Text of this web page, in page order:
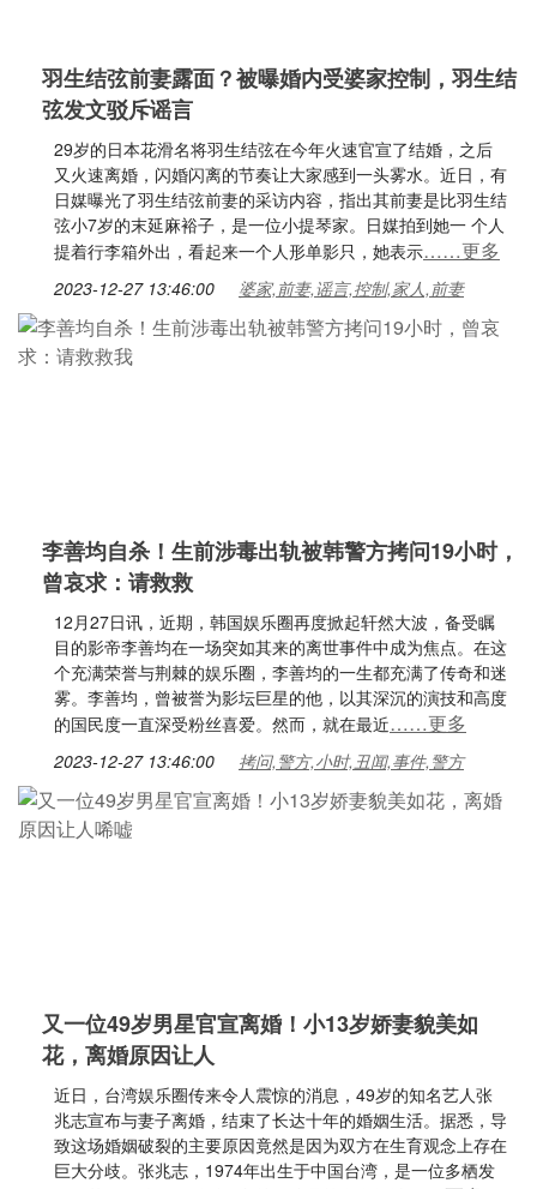
羽生结弦前妻露面？被曝婚内受婆家控制，羽生结
弦发文驳斥谣言
29岁的日本花滑名将羽生结弦在今年火速官宣了结婚，之后
又火速离婚，闪婚闪离的节奏让大家感到一头雾水。近日，有
日媒曝光了羽生结弦前妻的采访内容，指出其前妻是比羽生结
弦小7岁的末延麻裕子，是一位小提琴家。日媒拍到她一 个人
提着行李箱外出，看起来一个人形单影只，她表示……更多
2023-12-27 13:46:00 婆家,前妻,谣言,控制,家人,前妻
李善均自杀！生前涉毒出轨被韩警方拷问19小时，
曾哀求：请救救
12月27日讯，近期，韩国娱乐圈再度掀起轩然大波，备受瞩
目的影帝李善均在一场突如其来的离世事件中成为焦点。在这
个充满荣誉与荆棘的娱乐圈，李善均的一生都充满了传奇和迷
雾。李善均，曾被誉为影坛巨星的他，以其深沉的演技和高度
的国民度一直深受粉丝喜爱。然而，就在最近……更多
2023-12-27 13:46:00 拷问,警方,小时,丑闻,事件,警方
又一位49岁男星官宣离婚！小13岁娇妻貌美如
花，离婚原因让人
近日，台湾娱乐圈传来令人震惊的消息，49岁的知名艺人张
兆志宣布与妻子离婚，结束了长达十年的婚姻生活。据悉，导
致这场婚姻破裂的主要原因竟然是因为双方在生育观念上存在
巨大分歧。张兆志，1974年出生于中国台湾，是一位多栖发